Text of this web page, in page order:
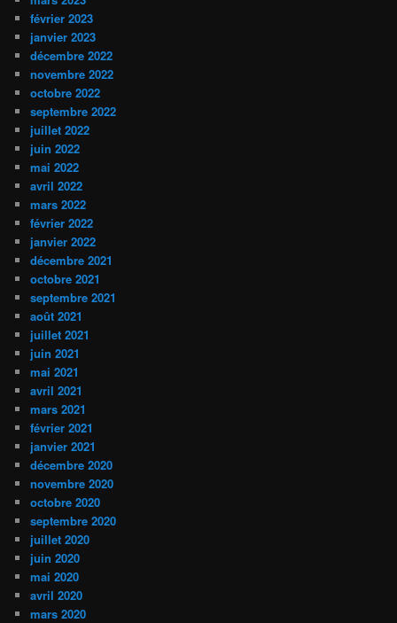
février 2023
janvier 2023
décembre 2022
novembre 2022
octobre 2022
septembre 2022
juillet 2022
juin 2022
mai 2022
avril 2022
mars 2022
février 2022
janvier 2022
décembre 2021
octobre 2021
septembre 2021
août 2021
juillet 2021
juin 2021
mai 2021
avril 2021
mars 2021
février 2021
janvier 2021
décembre 2020
novembre 2020
octobre 2020
septembre 2020
juillet 2020
juin 2020
mai 2020
avril 2020
mars 2020